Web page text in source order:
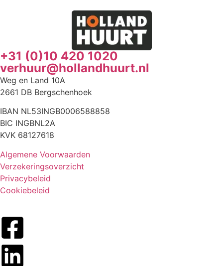
+31 (0)10 420 1020
verhuur@hollandhuurt.nl
Weg en Land 10A
2661 DB Bergschenhoek
IBAN NL53INGB0006588858
BIC INGBNL2A
KVK 68127618
Algemene Voorwaarden
Verzekeringsoverzicht
Privacybeleid
Cookiebeleid